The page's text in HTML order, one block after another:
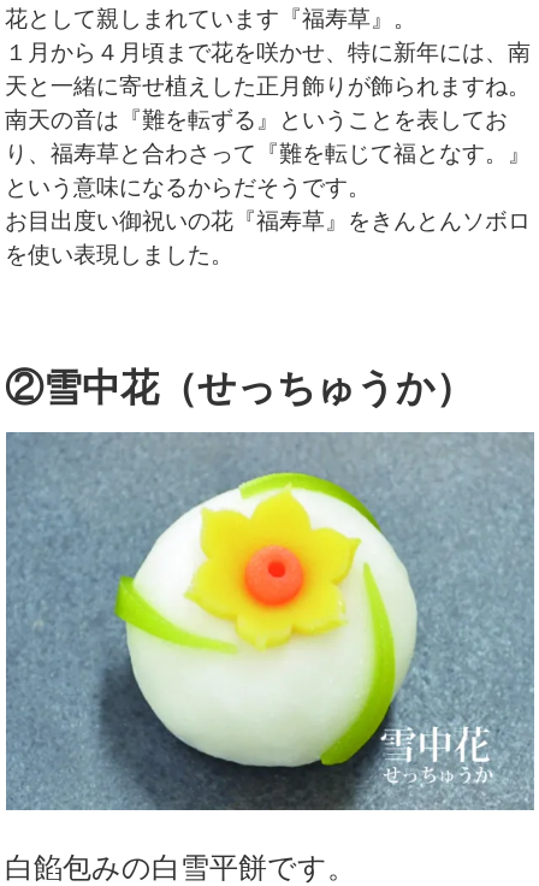
花として親しまれています『福寿草』。
１月から４月頃まで花を咲かせ、特に新年には、南
天と一緒に寄せ植えした正月飾りが飾られますね。
南天の音は『難を転ずる』ということを表してお
り、福寿草と合わさって『難を転じて福となす。』
という意味になるからだそうです。
お目出度い御祝いの花『福寿草』をきんとんソボロ
を使い表現しました。
②雪中花（せっちゅうか）
白餡包みの白雪平餅です。